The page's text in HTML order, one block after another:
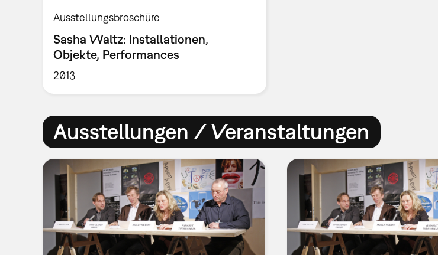
Ausstellungsbroschüre
Sasha Waltz: Installationen,
Objekte, Performances
2013
Ausstellungen / Veranstaltungen